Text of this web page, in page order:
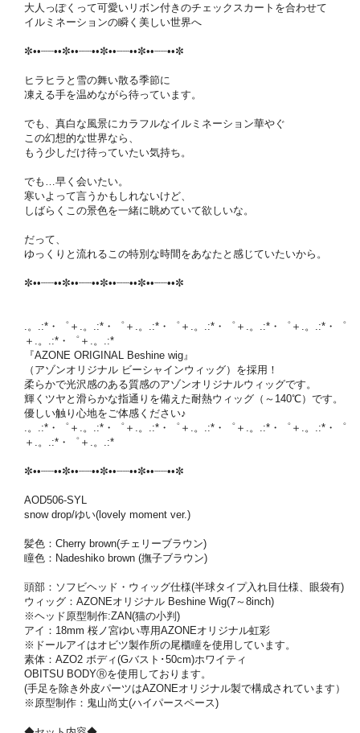
大人っぽくって可愛いリボン付きのチェックスカートを合わせて
イルミネーションの瞬く美しい世界へ
✼••┈┈••✼••┈┈••✼••┈┈••✼••┈┈••✼
ヒラヒラと雪の舞い散る季節に
凍える手を温めながら待っています。
でも、真白な風景にカラフルなイルミネーション華やぐ
この幻想的な世界なら、
もう少しだけ待っていたい気持ち。
でも…早く会いたい。
寒いよって言うかもしれないけど、
しばらくこの景色を一緒に眺めていて欲しいな。
だって、
ゆっくりと流れるこの特別な時間をあなたと感じていたいから。
✼••┈┈••✼••┈┈••✼••┈┈••✼••┈┈••✼
.。.:*・゜＋.。.:*・゜＋.。.:*・゜＋.。.:*・゜＋.。.:*・゜＋.。.:*・゜
＋.。.:*・゜＋.。.:*
『AZONE ORIGINAL Beshine wig』
（アゾンオリジナル ビーシャインウィッグ）を採用！
柔らかで光沢感のある質感のアゾンオリジナルウィッグです。
輝くツヤと滑らかな指通りを備えた耐熱ウィッグ（～140℃）です。
優しい触り心地をご体感ください♪
.。.:*・゜＋.。.:*・゜＋.。.:*・゜＋.。.:*・゜＋.。.:*・゜＋.。.:*・゜
＋.。.:*・゜＋.。.:*
✼••┈┈••✼••┈┈••✼••┈┈••✼••┈┈••✼
AOD506-SYL
snow drop/ゆい(lovely moment ver.)
髪色：Cherry brown(チェリーブラウン)
瞳色：Nadeshiko brown (撫子ブラウン)
頭部：ソフビヘッド・ウィッグ仕様(半球タイプ入れ目仕様、眼袋有)
ウィッグ：AZONEオリジナル Beshine Wig(7～8inch)
※ヘッド原型制作:ZAN(猫の小判)
アイ：18mm 桜ノ宮ゆい専用AZONEオリジナル虹彩
※ドールアイはオビツ製作所の尾櫃瞳を使用しています。
素体：AZO2 ボディ(Gバスト･50cm)ホワイティ
OBITSU BODYⓇを使用しております。
(手足を除き外皮パーツはAZONEオリジナル製で構成されています）
※原型制作：鬼山尚丈(ハイパースペース)